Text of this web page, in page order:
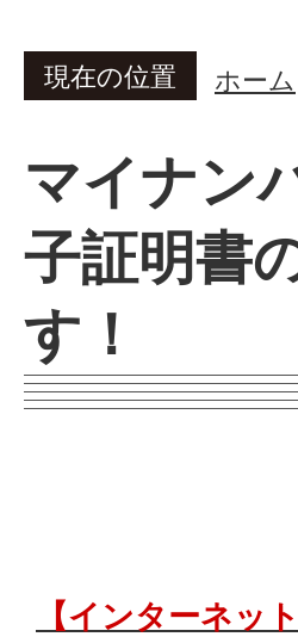
現在の位置 ホーム
マイナン
子証明書
す！
【インターネッ